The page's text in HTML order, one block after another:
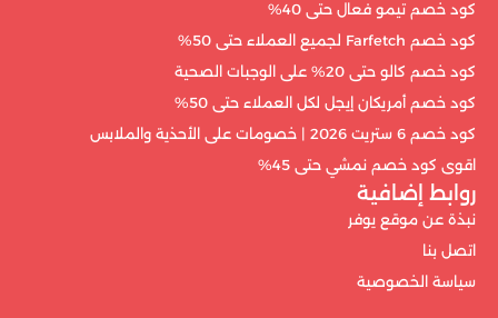
كود خصم تيمو فعال حتى 40%
كود خصم Farfetch لجميع العملاء حتى 50%
كود خصم كالو حتى 20% على الوجبات الصحية
كود خصم أمريكان إيجل لكل العملاء حتى 50%
كود خصم 6 ستريت 2026 | خصومات على الأحذية والملابس
اقوى كود خصم نمشي حتى 45%
روابط إضافية
نبذة عن موقع يوفر
اتصل بنا
سياسة الخصوصية